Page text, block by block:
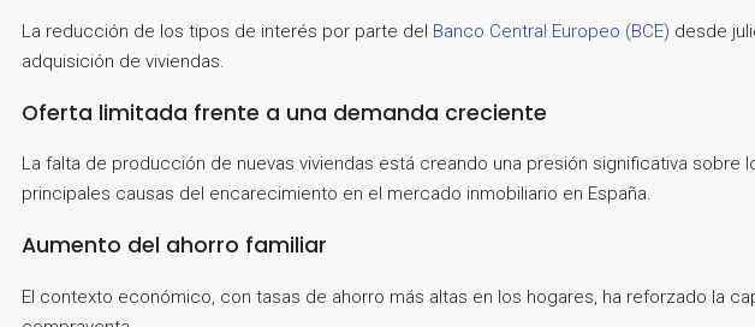
La reducción de los tipos de interés por parte del Banco Central Europeo (BCE) desde
adquisición de viviendas.
Oferta limitada frente a una demanda creciente
La falta de producción de nuevas viviendas está creando una presión significativa
principales causas del encarecimiento en el mercado inmobiliario en España.
Aumento del ahorro familiar
El contexto económico, con tasas de ahorro más altas en los hogares, ha reforzado la